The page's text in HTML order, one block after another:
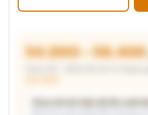
54.000 – 58.400